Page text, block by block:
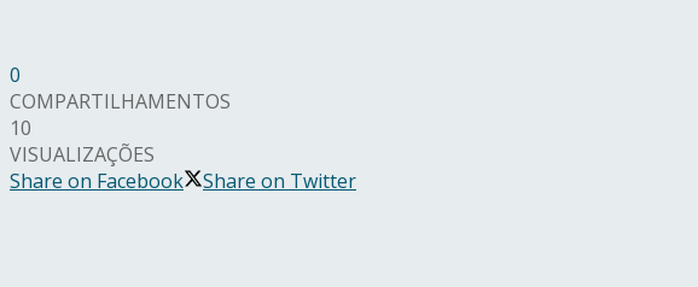
0
COMPARTILHAMENTOS
10
VISUALIZAÇÕES
Share on Facebook
Share on Twitter